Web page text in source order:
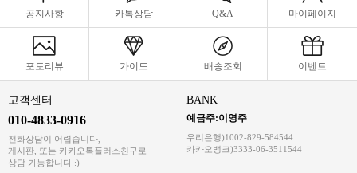
공지사항 카톡상담 Q&A 마이페이지
포토리뷰 가이드 배송조회 이벤트
고객센터
010-4833-0916
전화상담이 어렵습니다,
게시판, 또는 카카오톡플러스친구로
상담 가능합니다 :)
BANK
예금주:이영주
우리은행)1002-829-584544
카카오뱅크)3333-06-3511544